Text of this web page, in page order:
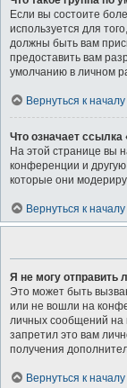
Если вы состоите
используется для
должны быть вам
предоставить вам
умолчанию в личном
Вернуться к началу
Что означает
На этой странице вы
конференции и
которые они
Вернуться к началу
Я не могу отправить
Это может быть
или не вошли на
личных сообщений на
запретил это вам
получения
Вернуться к началу